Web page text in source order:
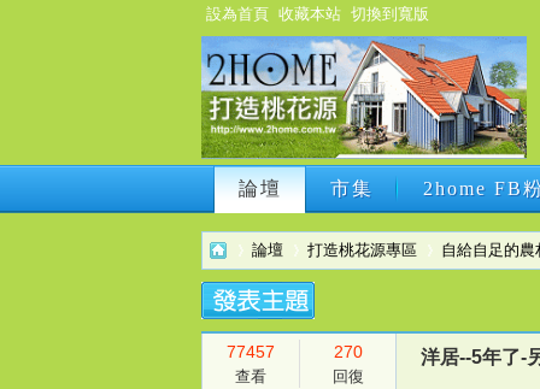
設為首頁 收藏本站 切換到寬版
論壇 市集 2home FB
論壇 市集 2home FB
›
論壇 打造桃花源專區
›
自給自足的農
77457
查看
270
回復
洋居--5年了-